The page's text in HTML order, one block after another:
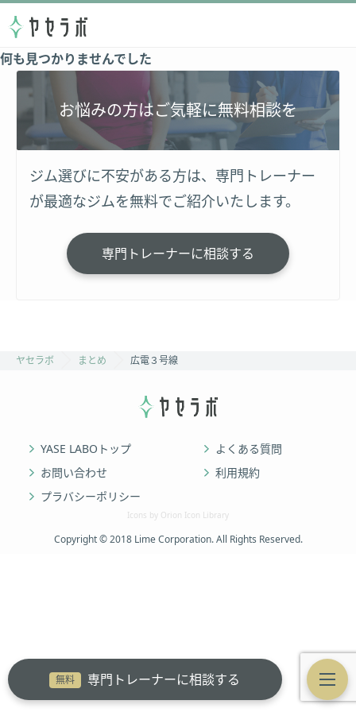
無料 専門トレーナーに相談する
何も見つかりませんでした
お悩みの方はご気軽に無料相談を
ジム選びに不安がある方は、専門トレーナー
が最適なジムを無料でご紹介いたします。
専門トレーナーに相談する
ヤセラボ まとめ 広電３号線
YASE LABOトップ
よくある質問
お問い合わせ
利用規約
プラバシーポリシー
Icons by Orion Icon Library
Copyright © 2018 Lime Corporation. All Rights Reserved.